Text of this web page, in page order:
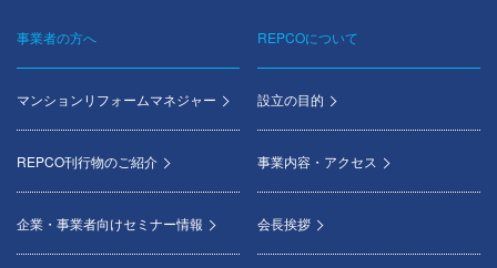
事業者の方へ
マンションリフォームマネジャー
REPCO刊行物のご紹介
企業・事業者向けセミナー情報
REPCOについて
設立の目的
事業内容・アクセス
会長挨拶